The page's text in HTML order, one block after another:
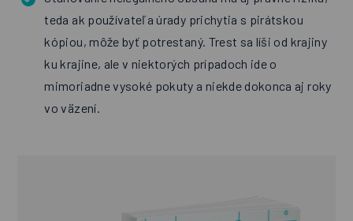
teda ak používateľa úrady prichytia s pirátskou
kópiou, môže byť potrestaný. Trest sa líši od krajiny
ku krajine, ale v niektorých prípadoch ide o
mimoriadne vysoké pokuty a niekde dokonca aj roky
vo väzení.